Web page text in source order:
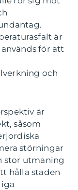
är
för att
och
är
såsom
störningar
stor utmaning
hålla staden